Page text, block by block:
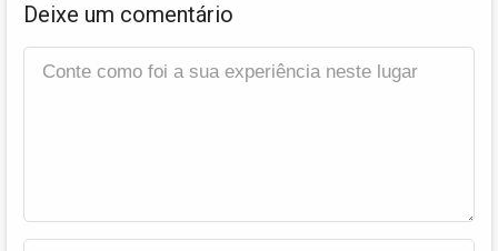
Deixe um comentário